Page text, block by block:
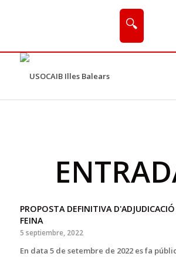
🔍
PROPOSTA DEFINITIVA
FEINA
5 septiembre, 2022
En data 5 de setembre de 2022 es fa